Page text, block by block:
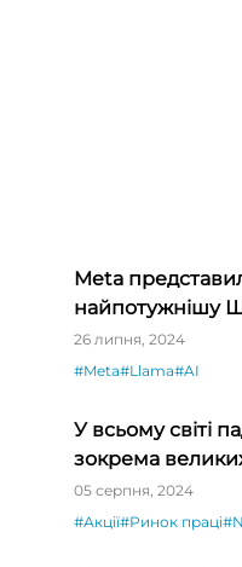
Meta
найпотужнішу
26 липня, 2024
#Meta#Llama#AI
У всьому світі
зокрема
відбувається?
05 серпня, 2024
#Акції#Ринок праці